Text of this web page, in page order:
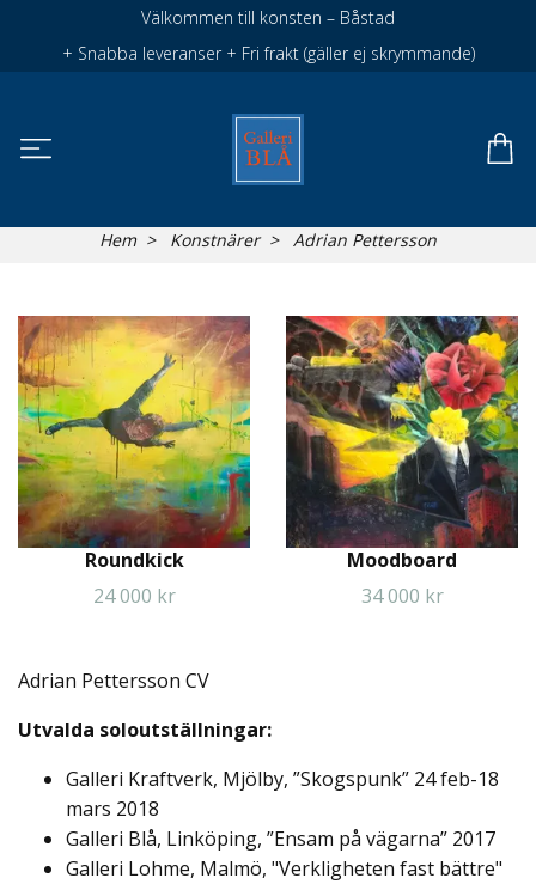
Välkommen till konsten – Båstad
+ Snabba leveranser + Fri frakt (gäller ej skrymmande)
Hem Konstnärer Adrian Pettersson
Roundkick
24 000 kr
Moodboard
34 000 kr
Adrian Pettersson CV
Utvalda soloutställningar:
Galleri Kraftverk, Mjölby, ”Skogspunk” 24 feb-18
mars 2018
Galleri Blå, Linköping, ”Ensam på vägarna” 2017
Galleri Lohme, Malmö, "Verkligheten fast bättre"